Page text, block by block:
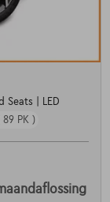
Seats | LED
PK )